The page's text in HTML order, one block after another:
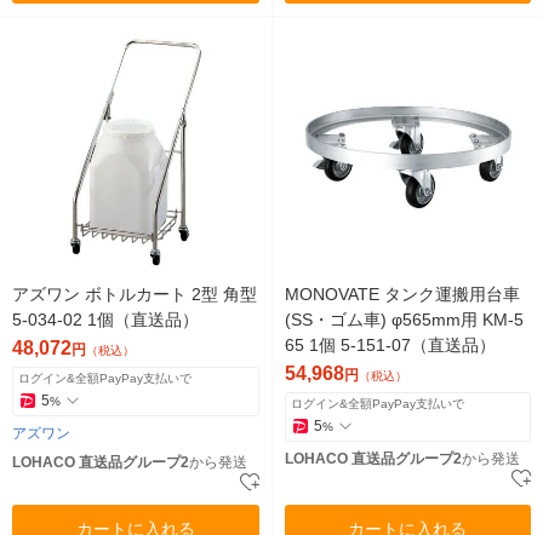
アズワン ボトルカート 2型 角型
5-034-02 1個（直送品）
48,072円 （税込）
ログイン&全額PayPay支払いで
5%
アズワン
LOHACO 直送品グループ2から発送
カートに入れる
MONOVATE タンク運搬用台車
(SS・ゴム車) φ565mm用 KM-5
65 1個 5-151-07（直送品）
54,968円 （税込）
ログイン&全額PayPay支払いで
5%
LOHACO 直送品グループ2から発送
カートに入れる